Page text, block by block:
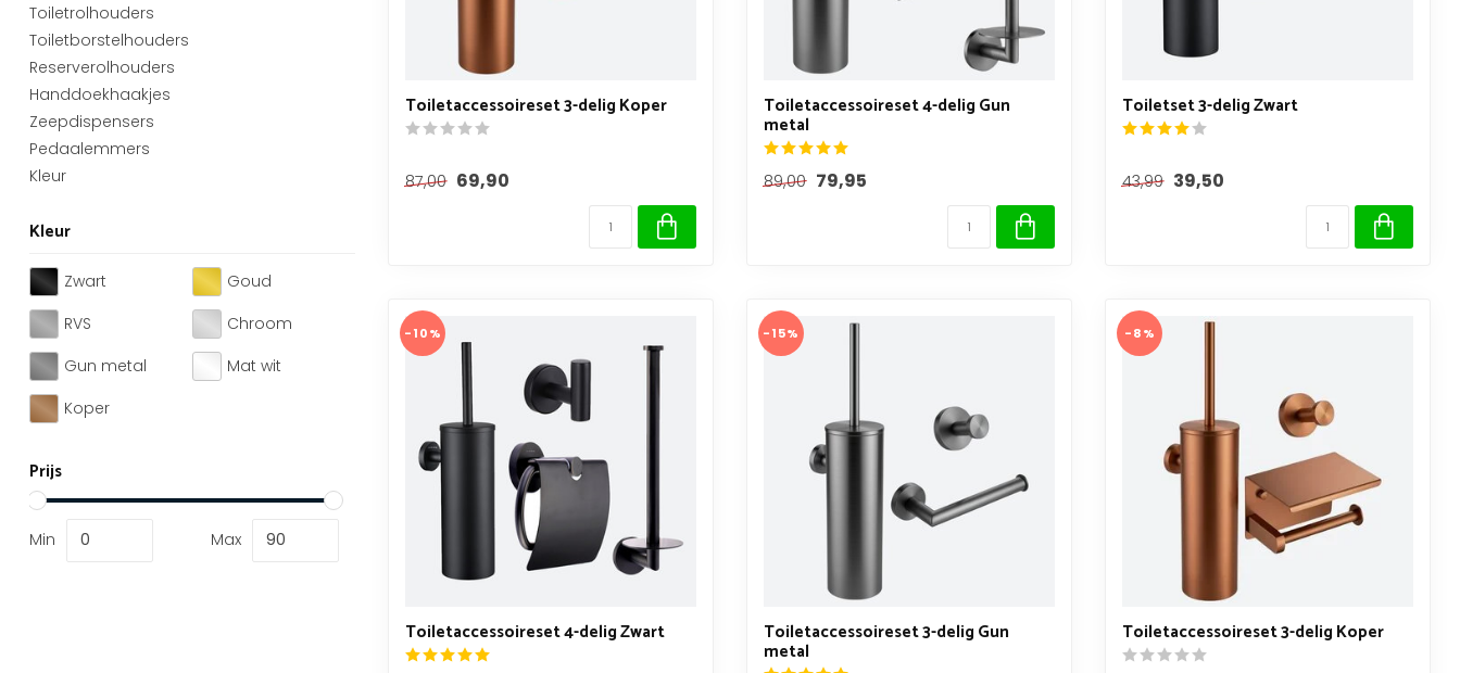
Toiletrolhouders
Toiletborstelhouders
Reserverolhouders
Handdoekhaakjes
Zeepdispensers
Pedaalemmers
Kleur
Kleur
Zwart
Goud
RVS
Chroom
Gun metal
Mat wit
Koper
Prijs
Min Max
Toiletaccessoireset 3-delig Koper
87,00 69,90
Toiletaccessoireset 4-delig Gun
metal
89,00 79,95
Toiletset 3-delig Zwart
43,99 39,50
-10%
Toiletaccessoireset 4-delig Zwart
-15%
Toiletaccessoireset 3-delig Gun
metal
-8%
Toiletaccessoireset 3-delig Koper